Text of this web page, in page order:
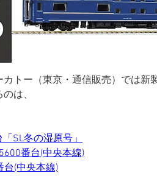
トー（東京・通信販売）では新
は、
「SL冬の湿原号」
番台(中央本線)
台(中央本線)